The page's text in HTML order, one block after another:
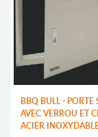
BBQ BULL - PORTE
AVEC VERROU ET
ACIER